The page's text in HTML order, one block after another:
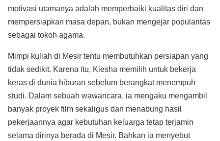
motivasi utamanya adalah memperbaiki kualitas diri dan
mempersiapkan masa depan, bukan mengejar popularitas
sebagai tokoh agama.
Mimpi kuliah di Mesir tentu membutuhkan persiapan yang
tidak sedikit. Karena itu, Kiesha memilih untuk bekerja
keras di dunia hiburan sebelum berangkat menempuh
studi. Dalam sebuah wawancara, ia mengaku mengambil
banyak proyek film sekaligus dan menabung hasil
pekerjaannya agar kebutuhan keluarga tetap terjamin
selama dirinya berada di Mesir. Bahkan ia menyebut